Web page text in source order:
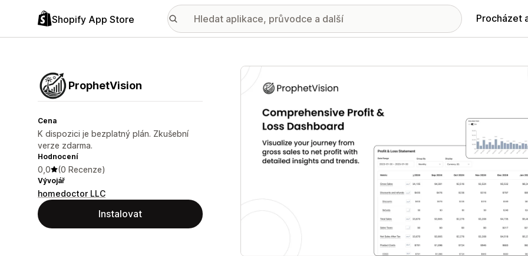
Shopify App Store Procházet
ProphetVision
Cena
K dispozici je bezplatný plán. Zkušební
verze zdarma.
Hodnocení
0,0 (0 Recenze)
Vývojář
homedoctor LLC
Instalovat
Galerie propagovaných obrázků